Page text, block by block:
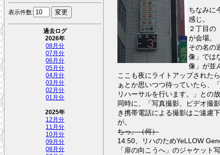
表示件数:
過去ログ
2026年
08月分
07月分
06月分
05月分
04月分
03月分
02月分
01月分
2025年
12月分
11月分
10月分
09月分
08月分
ちなみに
感じ。
２丁目
が会場。
その名の
像」では
像」が並
ここも夜にライトアップされた
ぁとか思いつつ待っていたら、
リハーサルを行います。」との
同時に、「写真撮影、ビデオ撮
き携帯電話による撮影はご遠慮
が。
ちっ。（何）
14:50、リハのためYeLLOW
「扉の向こうへ」のジャケット